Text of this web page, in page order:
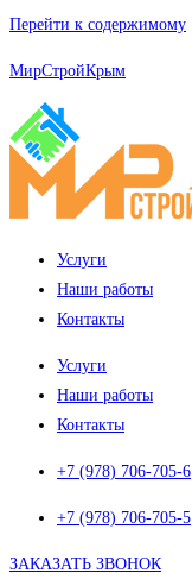
Перейти к содержимому
МирСтройКрым
Услуги
Наши работы
Контакты
Услуги
Наши работы
Контакты
+7 (978) 706-705-6
+7 (978) 706-705-5
ЗАКАЗАТЬ ЗВОНОК